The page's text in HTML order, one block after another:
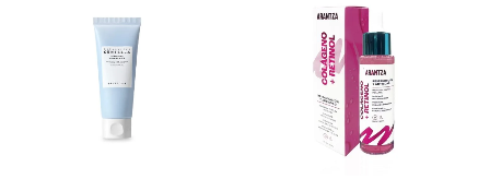
producto
tiene
múltiples
variantes.
Las
opciones
tiene
múltiples
variantes.
Las
opciones